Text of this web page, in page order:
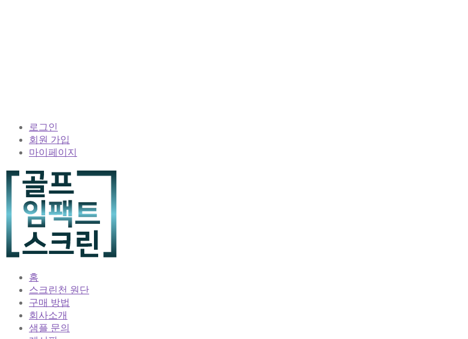
로그인
회원 가입
마이페이지
홈
스크린천 원단
구매 방법
회사소개
샘플 문의